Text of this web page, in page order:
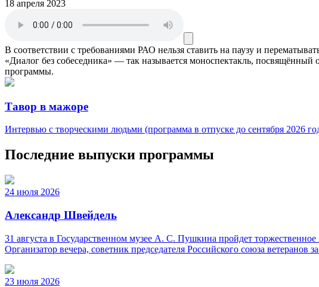
18 апреля 2023
В соответствии с требованиями РАО нельзя ставить на паузу и
«Диалог без собеседника» — так называется моноспектакль,
программы.
Тавор в мажоре
Интервью с творческими людьми (программа в отпуске до сентября 2026
Последние выпуски программы
24 июля 2026
Александр Швейдель
31 августа в Государственном музее А. С. Пушкина пройдет
Организатор вечера, советник председателя Российского союза
23 июля 2026